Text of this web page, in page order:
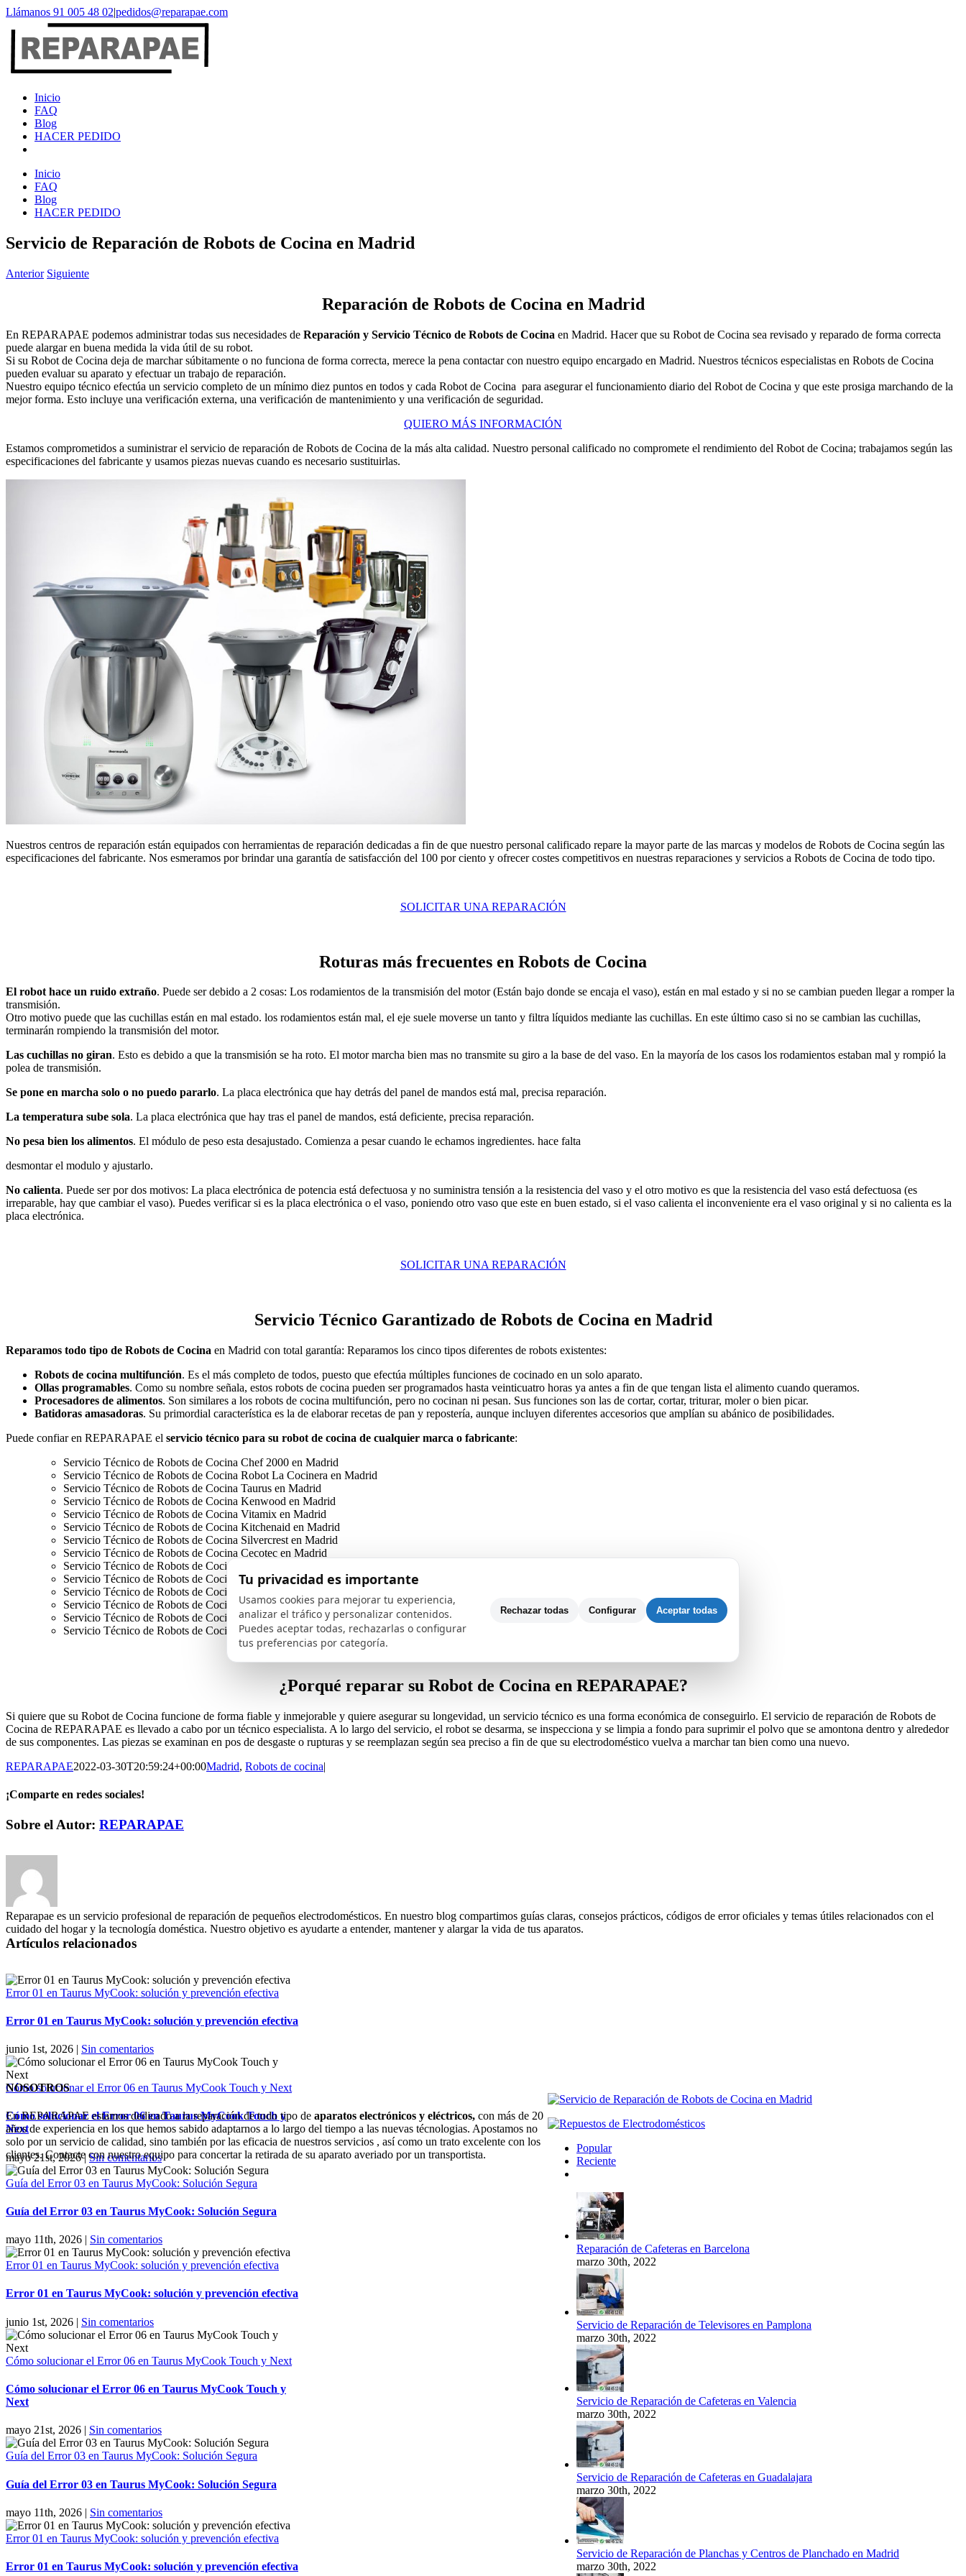
Saltar
contenido
Llámanos 91 005 48 02|pedidos@reparapae.com
Inicio
FAQ
Blog
HACER PEDIDO
Inicio
FAQ
Blog
HACER PEDIDO
Servicio de Reparación de Robots de Cocina en Madrid
Anterior Siguiente
Reparación de Robots de Cocina en Madrid
En REPARAPAE podemos administrar todas sus necesidades de Reparación y Servicio Técnico de Robots de Cocina en Madrid. Hacer que su Robot de Cocina sea revisado y reparado de forma correcta
puede alargar en buena medida la vida útil de su robot.
Si su Robot de Cocina deja de marchar súbitamente o no funciona de forma correcta, merece la pena contactar con nuestro equipo encargado en Madrid. Nuestros técnicos especialistas en Robots de Cocina
pueden evaluar su aparato y efectuar un trabajo de reparación.
Nuestro equipo técnico efectúa un servicio completo de un mínimo diez puntos en todos y cada Robot de Cocina para asegurar el funcionamiento diario del Robot de Cocina y que este prosiga marchando de la
mejor forma. Esto incluye una verificación externa, una verificación de mantenimiento y una verificación de seguridad.
QUIERO MÁS INFORMACIÓN
Estamos comprometidos a suministrar el servicio de reparación de Robots de Cocina de la más alta calidad. Nuestro personal calificado no compromete el rendimiento del Robot de Cocina; trabajamos según las
especificaciones del fabricante y usamos piezas nuevas cuando es necesario sustituirlas.
Nuestros centros de reparación están equipados con herramientas de reparación dedicadas a fin de que nuestro personal calificado repare la mayor parte de las marcas y modelos de Robots de Cocina según las
especificaciones del fabricante. Nos esmeramos por brindar una garantía de satisfacción del 100 por ciento y ofrecer costes competitivos en nuestras reparaciones y servicios a Robots de Cocina de todo tipo.
SOLICITAR UNA REPARACIÓN
Roturas más frecuentes en Robots de Cocina
El robot hace un ruido extraño. Puede ser debido a 2 cosas: Los rodamientos de la transmisión del motor (Están bajo donde se encaja el vaso), están en mal estado y si no se cambian pueden llegar a romper la
transmisión.
Otro motivo puede que las cuchillas están en mal estado. los rodamientos están mal, el eje suele moverse un tanto y filtra líquidos mediante las cuchillas. En este último caso si no se cambian las cuchillas,
terminarán rompiendo la transmisión del motor.
Las cuchillas no giran. Esto es debido a que la transmisión se ha roto. El motor marcha bien mas no transmite su giro a la base de del vaso. En la mayoría de los casos los rodamientos estaban mal y rompió la
polea de transmisión.
Se pone en marcha solo o no puedo pararlo. La placa electrónica que hay detrás del panel de mandos está mal, precisa reparación.
La temperatura sube sola. La placa electrónica que hay tras el panel de mandos, está deficiente, precisa reparación.
No pesa bien los alimentos. El módulo de peso esta desajustado. Comienza a pesar cuando le echamos ingredientes. hace falta
desmontar el modulo y ajustarlo.
No calienta. Puede ser por dos motivos: La placa electrónica de potencia está defectuosa y no suministra tensión a la resistencia del vaso y el otro motivo es que la resistencia del vaso está defectuosa (es
irreparable, hay que cambiar el vaso). Puedes verificar si es la placa electrónica o el vaso, poniendo otro vaso que este en buen estado, si el vaso calienta el inconveniente era el vaso original y si no calienta es la
placa electrónica.
SOLICITAR UNA REPARACIÓN
Servicio Técnico Garantizado de Robots de Cocina en Madrid
Reparamos todo tipo de Robots de Cocina en Madrid con total garantía: Reparamos los cinco tipos diferentes de robots existentes:
Robots de cocina multifunción. Es el más completo de todos, puesto que efectúa múltiples funciones de cocinado en un solo aparato.
Ollas programables. Como su nombre señala, estos robots de cocina pueden ser programados hasta veinticuatro horas ya antes a fin de que tengan lista el alimento cuando queramos.
Procesadores de alimentos. Son similares a los robots de cocina multifunción, pero no cocinan ni pesan. Sus funciones son las de cortar, cortar, triturar, moler o bien picar.
Batidoras amasadoras. Su primordial característica es la de elaborar recetas de pan y repostería, aunque incluyen diferentes accesorios que amplían su abánico de posibilidades.
Puede confiar en REPARAPAE el servicio técnico para su robot de cocina de cualquier marca o fabricante:
Servicio Técnico de Robots de Cocina Chef 2000 en Madrid
Servicio Técnico de Robots de Cocina Robot La Cocinera en Madrid
Servicio Técnico de Robots de Cocina Taurus en Madrid
Servicio Técnico de Robots de Cocina Kenwood en Madrid
Servicio Técnico de Robots de Cocina Vitamix en Madrid
Servicio Técnico de Robots de Cocina Kitchenaid en Madrid
Servicio Técnico de Robots de Cocina Silvercrest en Madrid
Servicio Técnico de Robots de Cocina Cecotec en Madrid
Servicio Técnico de Robots de Cocina Lidl en Madrid
Servicio Técnico de Robots de Cocina Cuisine System en Madrid
Servicio Técnico de Robots de Cocina Magimix en Madrid
Servicio Técnico de Robots de Cocina Cook Expert en Madrid
Servicio Técnico de Robots de Cocina Juice Expert en Madrid
Servicio Técnico de Robots de Cocina Cecotec Mambo en Madrid
¿Porqué reparar su Robot de Cocina en REPARAPAE?
Si quiere que su Robot de Cocina funcione de forma fiable y inmejorable y quiere asegurar su longevidad, un servicio técnico es una forma económica de conseguirlo. El servicio de reparación de Robots de
Cocina de REPARAPAE es llevado a cabo por un técnico especialista. A lo largo del servicio, el robot se desarma, se inspecciona y se limpia a fondo para suprimir el polvo que se amontona dentro y alrededor
de sus componentes. Las piezas se examinan en pos de desgaste o rupturas y se reemplazan según sea preciso a fin de que su electrodoméstico vuelva a marchar tan bien como una nuevo.
REPARAPAE2022-03-30T20:59:24+00:00Madrid, Robots de cocina|
¡Comparte en redes sociales!
Facebook
X
LinkedIn
WhatsApp
Pinterest
Correo
Sobre el Autor: REPARAPAE
Reparapae es un servicio profesional de reparación de pequeños electrodomésticos. En nuestro blog compartimos guías claras, consejos prácticos, códigos de error oficiales y temas útiles relacionados con el
cuidado del hogar y la tecnología doméstica. Nuestro objetivo es ayudarte a entender, mantener y alargar la vida de tus aparatos.
Artículos relacionados
Error 01 en Taurus MyCook: solución y prevención efectiva
Error 01 en Taurus MyCook: solución y prevención efectiva
junio 1st, 2026 | Sin comentarios
Cómo solucionar el Error 06 en Taurus MyCook Touch y Next
Cómo solucionar el Error 06 en Taurus MyCook Touch y
Next
mayo 21st, 2026 | Sin comentarios
Guía del Error 03 en Taurus MyCook: Solución Segura
Guía del Error 03 en Taurus MyCook: Solución Segura
mayo 11th, 2026 | Sin comentarios
Error 01 en Taurus MyCook: solución y prevención efectiva
Error 01 en Taurus MyCook: solución y prevención efectiva
junio 1st, 2026 | Sin comentarios
Cómo solucionar el Error 06 en Taurus MyCook Touch y Next
Cómo solucionar el Error 06 en Taurus MyCook Touch y
Next
mayo 21st, 2026 | Sin comentarios
Guía del Error 03 en Taurus MyCook: Solución Segura
Guía del Error 03 en Taurus MyCook: Solución Segura
mayo 11th, 2026 | Sin comentarios
Error 01 en Taurus MyCook: solución y prevención efectiva
Error 01 en Taurus MyCook: solución y prevención efectiva
Popular
Reciente
Reparación de Cafeteras en Barcelona
marzo 30th, 2022
Servicio de Reparación de Televisores en Pamplona
marzo 30th, 2022
Servicio de Reparación de Cafeteras en Valencia
marzo 30th, 2022
Servicio de Reparación de Cafeteras en Guadalajara
marzo 30th, 2022
Servicio de Reparación de Planchas y Centros de Planchado en Madrid
marzo 30th, 2022
NOSOTROS
En REPARAPAE estamos dedicado a la reparación de todo tipo de aparatos electrónicos y eléctricos, con más de 20
años de experiencia en los que hemos sabido adaptarnos a lo largo del tiempo a las nuevas técnologias. Apostamos no
solo por un servicio de calidad, sino también por las eficacia de nuestros servicios , así como un trato excelente con los
clientes. Contacte con nuestro equipo para concertar la retirada de su aparato averiado por un transportista.
Tu privacidad es importante
Usamos cookies para mejorar tu experiencia,
analizar el tráfico y personalizar contenidos.
Puedes aceptar todas, rechazarlas o configurar
tus preferencias por categoría.
Rechazar todas Configurar Aceptar todas